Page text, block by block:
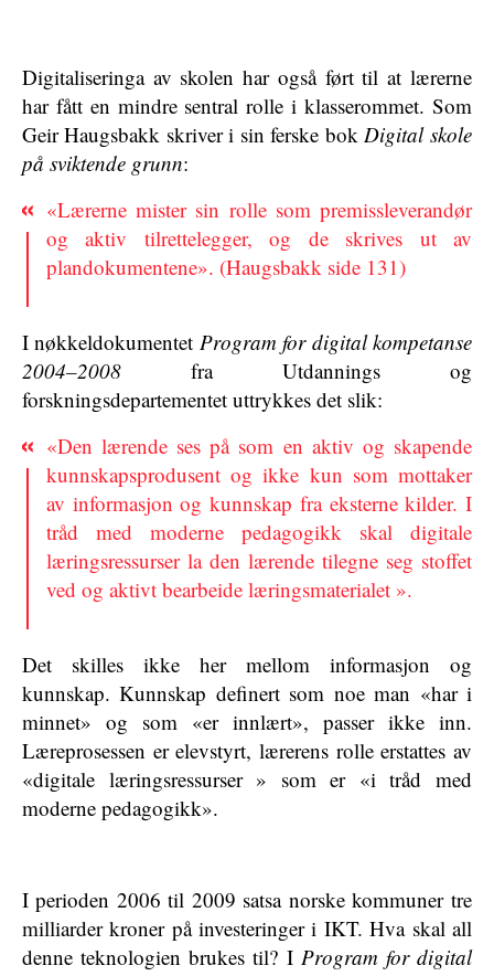
Digitaliseringa av skolen har også ført til at lærerne
har fått en mindre sentral rolle i klasserommet. Som
Geir Haugsbakk skriver i sin ferske bokDigital skole
på sviktende grunn:
«Lærerne mister sin rolle som premissleverandør
og aktiv tilrettelegger, og de skrives ut av
plandokumentene». (Haugsbakk side 131)
I nøkkeldokumentet Program for digital kompetanse
2004–2008 fra Utdannings og
forskningsdepartementet uttrykkes det slik:
«Den lærende ses på som en aktiv og skapende
kunnskapsprodusent og ikke kun som mottaker
av informasjon og kunnskap fra eksterne kilder. I
tråd med moderne pedagogikk skal digitale
læringsressurser la den lærende tilegne seg stoffet
ved og aktivt bearbeide læringsmaterialet ».
Det skilles ikke her mellom informasjon og
kunnskap. Kunnskap definert som noe man «har i
minnet» og som «er innlært», passer ikke inn.
Læreprosessen er elevstyrt, lærerens rolle erstattes av
«digitale læringsressurser » som er «i tråd med
moderne pedagogikk».
I perioden 2006 til 2009 satsa norske kommuner tre
milliarder kroner på investeringer i IKT. Hva skal all
denne teknologien brukes til? I Program for digital